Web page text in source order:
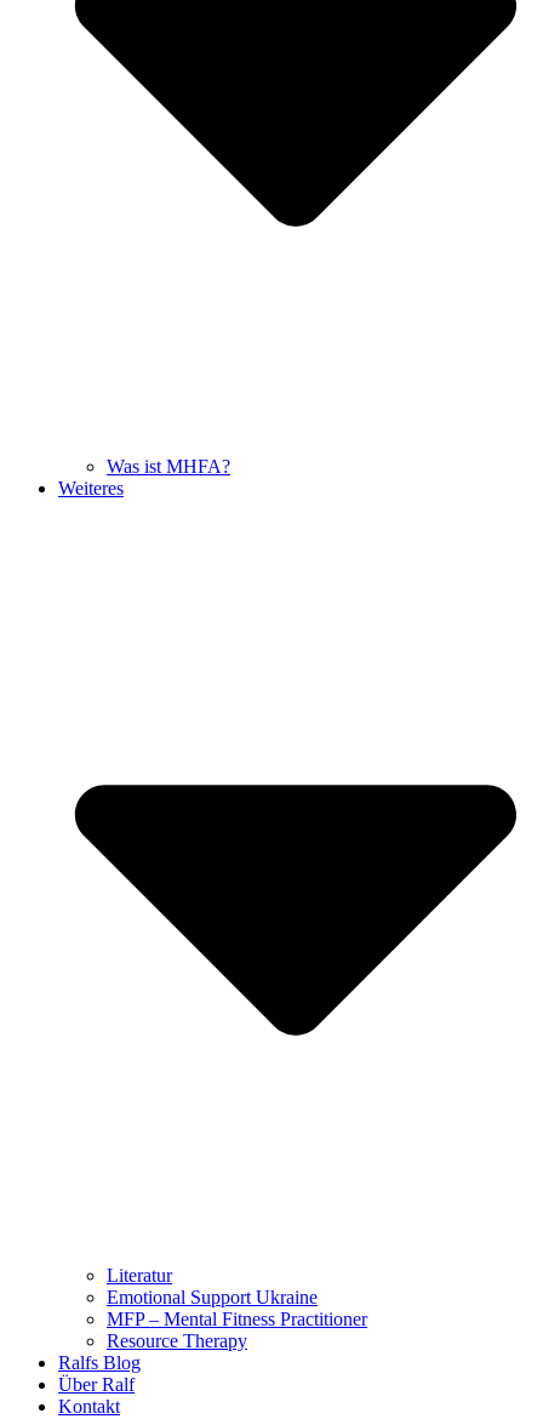
Was ist MHFA?
Weiteres
Literatur
Emotional Support Ukraine
MFP – Mental Fitness Practitioner
Resource Therapy
Ralfs Blog
Über Ralf
Kontakt